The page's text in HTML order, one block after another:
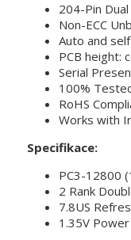
204-Pin
Non-ECC
Auto and
PCB height:
Serial
100%
RoHS
Works with
​​Specifikace:
PC3-12800
2 Rank
7.8US
1.35V